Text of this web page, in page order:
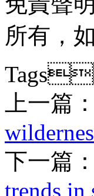
所有
上一篇：
下一篇：
trends in